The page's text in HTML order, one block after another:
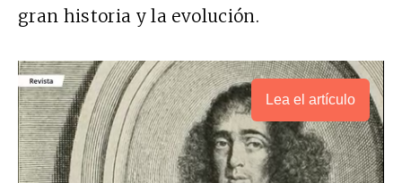
gran historia y la evolución.
Lea el artículo